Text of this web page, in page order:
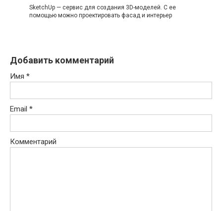
SketchUp — сервис для создания 3D-моделей. С ее
помощью можно проектировать фасад и интерьер
Добавить комментарий
Имя *
Email *
Комментарий